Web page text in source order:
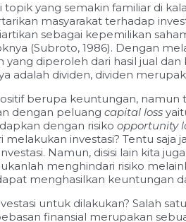
topik yang semakin familiar di
masyarakat terhadap
sebagai kepemilikan
(Subroto, 1986). Dengan
diperoleh dari hasil jual
adalah dividen, dividen
berupa keuntungan,
dengan peluang capital loss
dengan risiko opportunity
melakukan investasi? Tentu
Namun, disisi lain kita
menghindari risiko
menghasilkan keuntungan
untuk dilakukan? Salah
finansial merupakan